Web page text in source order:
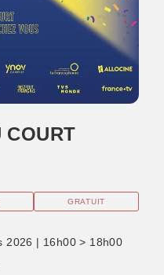
COURT
GRATUIT
2026 | 16h00 > 18h00